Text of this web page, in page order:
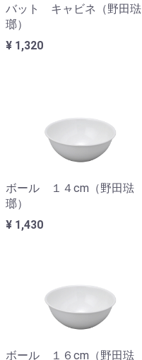
バット キャビネ（野田琺
瑯）
¥ 1,320
ボール １４cm（野田琺
瑯）
¥ 1,430
ボール １６cm（野田琺